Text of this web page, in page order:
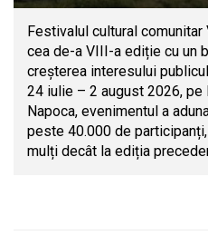
Festivalul cultural
cea de-a VIII-a ediție cu un
creșterea interesului
24 iulie – 2 august 2026, pe
Napoca, evenimentul a
peste 40.000 de
mulți decât la ediția